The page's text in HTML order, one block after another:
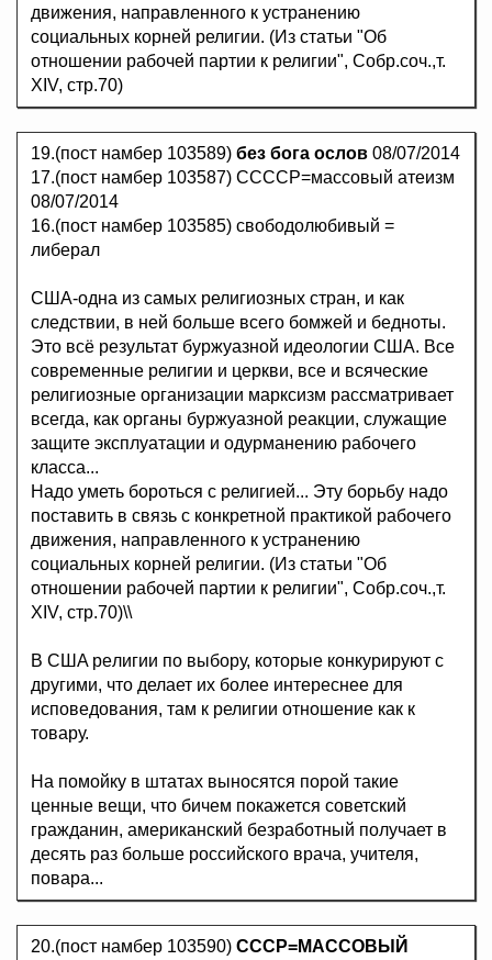
движения, направленного к устранению
социальных корней религии. (Из статьи "Об
отношении рабочей партии к религии", Собр.соч.,т.
XIV, стр.70)
19.(пост намбер 103589) без бога ослов 08/07/2014
17.(пост намбер 103587) ССССР=массовый атеизм
08/07/2014
16.(пост намбер 103585) свободолюбивый =
либерал
США-одна из самых религиозных стран, и как
следствии, в ней больше всего бомжей и бедноты.
Это всё результат буржуазной идеологии США. Все
современные религии и церкви, все и всяческие
религиозные организации марксизм рассматривает
всегда, как органы буржуазной реакции, служащие
защите эксплуатации и одурманению рабочего
класса...
Надо уметь бороться с религией... Эту борьбу надо
поставить в связь с конкретной практикой рабочего
движения, направленного к устранению
социальных корней религии. (Из статьи "Об
отношении рабочей партии к религии", Собр.соч.,т.
XIV, стр.70)\\
B CШA peлигии по выбору, которые конкурируют с
другими, что делает их более интереснее для
исповедования, там к религии отношение как к
товару.
На помойку в штатах выносятся порой такие
ценные вещи, что бичем покажется советский
гражданин, амepикaнcкий безработный получает в
десять раз больше poccийcкого вpaча, учителя,
повара...
20.(пост намбер 103590) СССР=МАССОВЫЙ